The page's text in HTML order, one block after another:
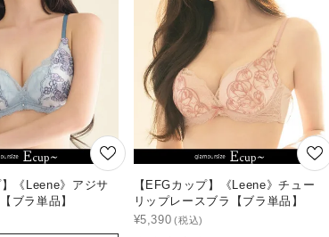
】《Leene》アジサ
ブラ単品】
【EFGカップ】《Leene》チュー
リップレースブラ【ブラ単品】
¥5,390